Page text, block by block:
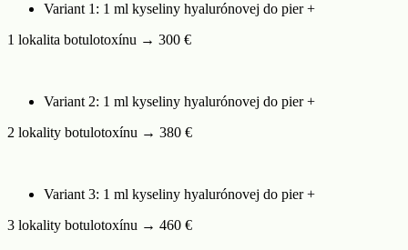
Variant 1: 1 ml kyseliny hyalurónovej do pier +
1 lokalita botulotoxínu → 300 €
Variant 2: 1 ml kyseliny hyalurónovej do pier +
2 lokality botulotoxínu → 380 €
Variant 3: 1 ml kyseliny hyalurónovej do pier +
3 lokality botulotoxínu → 460 €